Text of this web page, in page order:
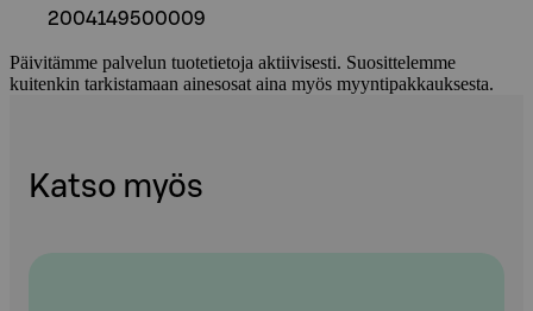
2004149500009
Päivitämme palvelun tuotetietoja aktiivisesti. Suosittelemme
kuitenkin tarkistamaan ainesosat aina myös myyntipakkauksesta.
Katso myös